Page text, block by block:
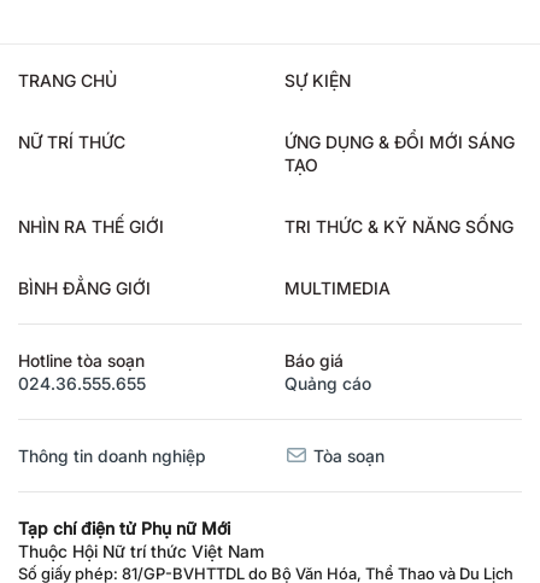
TRANG CHỦ SỰ KIỆN
NỮ TRÍ THỨC
ỨNG DỤNG & ĐỔI MỚI SÁNG
TẠO
NHÌN RA THẾ GIỚI TRI THỨC & KỸ NĂNG SỐNG
BÌNH ĐẲNG GIỚI MULTIMEDIA
Hotline tòa soạn
024.36.555.655
Báo giá
Quảng cáo
Thông tin doanh nghiệp Tòa soạn
Tạp chí điện tử Phụ nữ Mới
Thuộc Hội Nữ trí thức Việt Nam
Số giấy phép: 81/GP-BVHTTDL do Bộ Văn Hóa, Thể Thao và Du Lịch